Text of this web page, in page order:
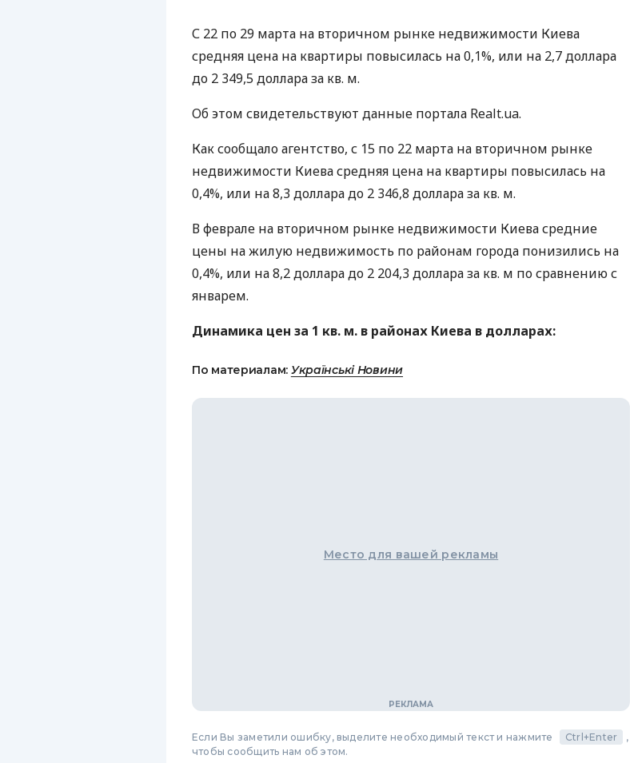
КЕШБЭКА
С 22 по 29 марта на вторичном рынке недвижимости Киева
средняя цена на квартиры повысилась на 0,1%, или на 2,7 доллара
до 2 349,5 доллара за кв. м.
Об этом свидетельствуют данные портала Realt.ua.
Как сообщало агентство, с 15 по 22 марта на вторичном рынке
недвижимости Киева средняя цена на квартиры повысилась на
0,4%, или на 8,3 доллара до 2 346,8 доллара за кв. м.
В феврале на вторичном рынке недвижимости Киева средние
цены на жилую недвижимость по районам города понизились на
0,4%, или на 8,2 доллара до 2 204,3 доллара за кв. м по сравнению с
январем.
Динамика цен за 1 кв. м. в районах Киева в долларах:
По материалам: Українські Новини
Место для вашей рекламы
Если Вы заметили ошибку, выделите необходимый текст и нажмите Ctrl+Enter
,
чтобы сообщить нам об этом.